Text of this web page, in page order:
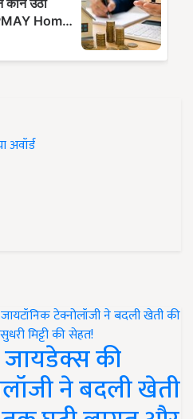
अवॉर्ड
जायडेक्स की
ने बदली खेती